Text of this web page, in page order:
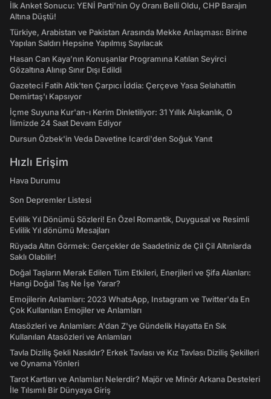
İlk Anket Sonucu: YENİ Parti'nin Oy Oranı Belli Oldu, CHP Barajın
Altına Düştü!
Türkiye, Arabistan ve Pakistan Arasında Mekke Anlaşması: Birine
Yapılan Saldırı Hepsine Yapılmış Sayılacak
Hasan Can Kaya’nın Konuşanlar Programına Katılan Seyirci
Gözaltına Alınıp Sınır Dışı Edildi
Gazeteci Fatih Atik'ten Çarpıcı İddia: Çerçeve Yasa Selahattin
Demirtaş'ı Kapsıyor
İçme Suyuna Kur'an-ı Kerim Dinletiliyor: 31 Yıllık Alışkanlık, O
İlimizde 24 Saat Devam Ediyor
Dursun Özbek'in Veda Davetine Icardi'den Soğuk Yanıt
Hızlı Erişim
Hava Durumu
Son Depremler Listesi
Evlilik Yıl Dönümü Sözleri! En Özel Romantik, Duygusal ve Resimli
Evlilik Yıl dönümü Mesajları
Rüyada Altın Görmek: Gerçekler de Saadetiniz de Çil Çil Altınlarda
Saklı Olabilir!
Doğal Taşların Merak Edilen Tüm Etkileri, Enerjileri ve Şifa Alanları:
Hangi Doğal Taş Ne İşe Yarar?
Emojilerin Anlamları: 2023 WhatsApp, Instagram ve Twitter'da En
Çok Kullanılan Emojiler ve Anlamları
Atasözleri ve Anlamları: A'dan Z'ye Gündelik Hayatta En Sık
Kullanılan Atasözleri ve Anlamları
Tavla Diziliş Şekli Nasıldır? Erkek Tavlası ve Kız Tavlası Diziliş Şekilleri
ve Oynama Yönleri
Tarot Kartları ve Anlamları Nelerdir? Majör ve Minör Arkana Desteleri
İle Tılsımlı Bir Dünyaya Giriş